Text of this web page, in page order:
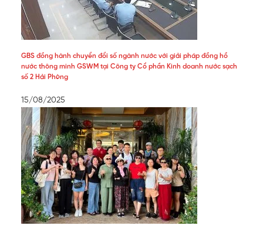
GBS đồng hành chuyển đổi số ngành nước với giải pháp đồng hồ
nước thông minh GSWM tại Công ty Cổ phần Kinh doanh nước sạch
số 2 Hải Phòng
15/08/2025